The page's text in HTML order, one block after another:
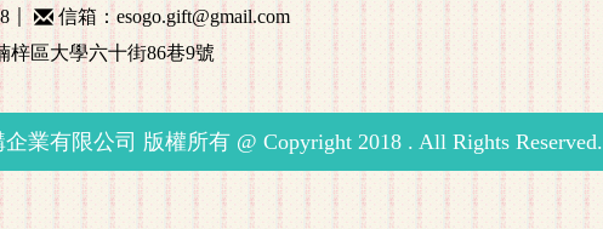
｜
信箱：esogo.gift@gmail.com
梓區大學六十街86巷9號
業有限公司 版權所有 @ Copyright 2018 . All Rights Reserved.